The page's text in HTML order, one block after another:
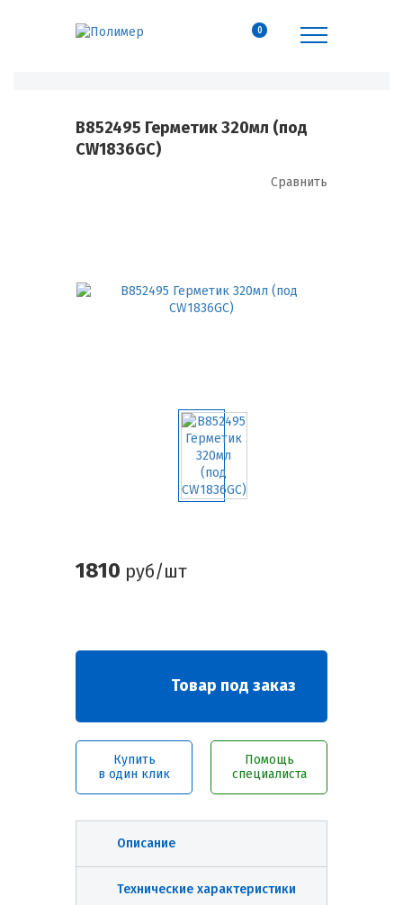
0
B852495 Герметик 320мл (под
CW1836GC)
Сравнить
1810 руб/шт
Товар под заказ
Купить
в один клик
Помощь
специалиста
Описание
Технические характеристики